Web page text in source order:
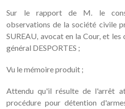
Sur le rapport de M. le
observations de la société civile
SUREAU, avocat en la Cour, et
général DESPORTES ;
Vu le mémoire produit ;
Attendu qu'il résulte de l'arrêt
procédure pour détention